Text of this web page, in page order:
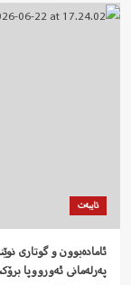
تایبەت
ئامادەبوون و گوتاری
پەرلەمانی ئەورووپا